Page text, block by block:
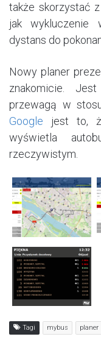
także skorzystać
jak wykluczenie
dystans do
Nowy planer
znakomicie.
przewagą w
Google jest to,
wyświetla
rzeczywistym.
Tagi mybus planer